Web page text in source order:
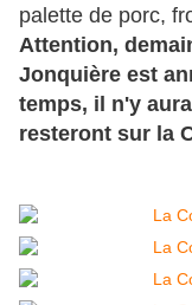
palette de porc,
Attention,
Jonquière est
temps, il n'y
resteront sur la